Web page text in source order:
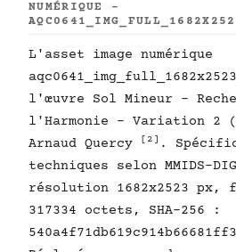
NUMÉRIQUE -
L'asset image numérique
l'œuvre Sol Mineur -
l'Harmonie - Variation 2
Arnaud Quercy
[2] .
techniques selon MMIDS-
résolution 1682x2523 px,
317334 octets, SHA-256 :